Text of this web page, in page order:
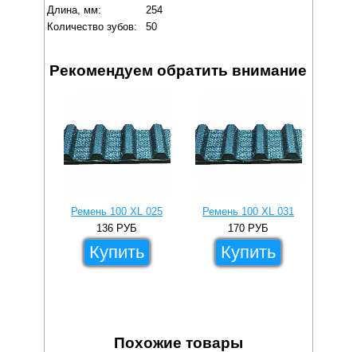
Длина, мм:
254
Количество зубов:
50
Рекомендуем обратить внимание
Ремень 100 XL 025
136 РУБ
Купить
Ремень 100 XL 031
170 РУБ
Купить
Похожие товары